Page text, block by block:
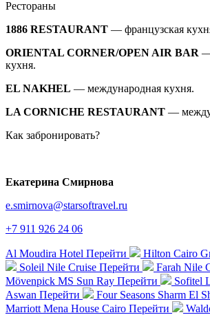
Рестораны
1886 RESTAURANT — французская
ORIENTAL CORNER/OPEN AIR BAR —
кухня.
EL NAKHEL — международная кухня.
LA CORNICHE RESTAURANT —
Как забронировать?
Екатерина Смирнова
e.smirnova@starsoftravel.ru
+7 911 926 24 06
Al Moudira Hotel Перейти Hilton Cairo
Soleil Nile Cruise Перейти Farah Nile
Mövenpick MS Sun Ray Перейти
Sofitel
Aswan Перейти Four Seasons Sharm El
Marriott Mena House Cairo Перейти